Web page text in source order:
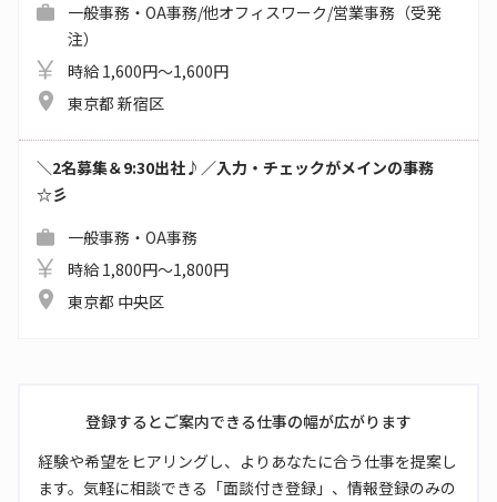
一般事務・OA事務/他オフィスワーク/営業事務（受発
注）
時給 1,600円～1,600円
東京都 新宿区
＼2名募集＆9:30出社♪／入力・チェックがメインの事務
☆彡
一般事務・OA事務
時給 1,800円～1,800円
東京都 中央区
登録するとご案内できる仕事の幅が広がります
経験や希望をヒアリングし、よりあなたに合う仕事を提案し
ます。気軽に相談できる「面談付き登録」、情報登録のみの